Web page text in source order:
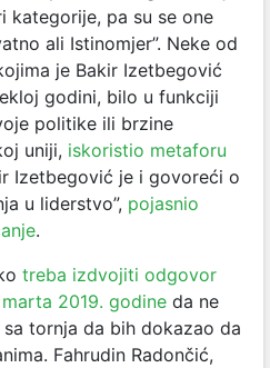
kategorije, pa su se one
ali Istinomjer”. Neke od
je Bakir Izetbegović
godini, bilo u funkciji
politike ili brzine
uniji, iskoristio metaforu
Izetbegović je i govoreći o
u liderstvo”, pojasnio
.
treba izdvojiti odgovor
2019. godine da ne
tornja da bih dokazao da
Fahrudin Radončić,